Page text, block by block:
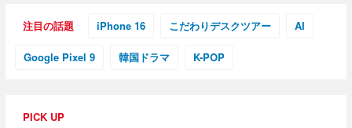
注目の話題 iPhone 16 こだわりデスクツアー AI
Google Pixel 9 韓国ドラマ K-POP
PICK UP